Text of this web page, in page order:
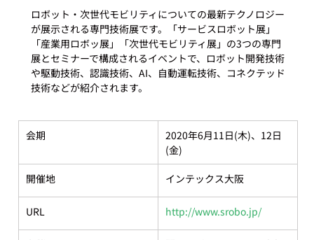
ロボット・次世代モビリティについての最新テクノロジー
が展示される専門技術展です。「サービスロボット展」
「産業用ロボッ展」「次世代モビリティ展」の3つの専門
展とセミナーで構成されるイベントで、ロボット開発技術
や駆動技術、認識技術、AI、自動運転技術、コネクテッド
会期
2020年6月11日(木)、12日
(金)
開催地 インテックス大阪
URL http://www.srobo.jp/